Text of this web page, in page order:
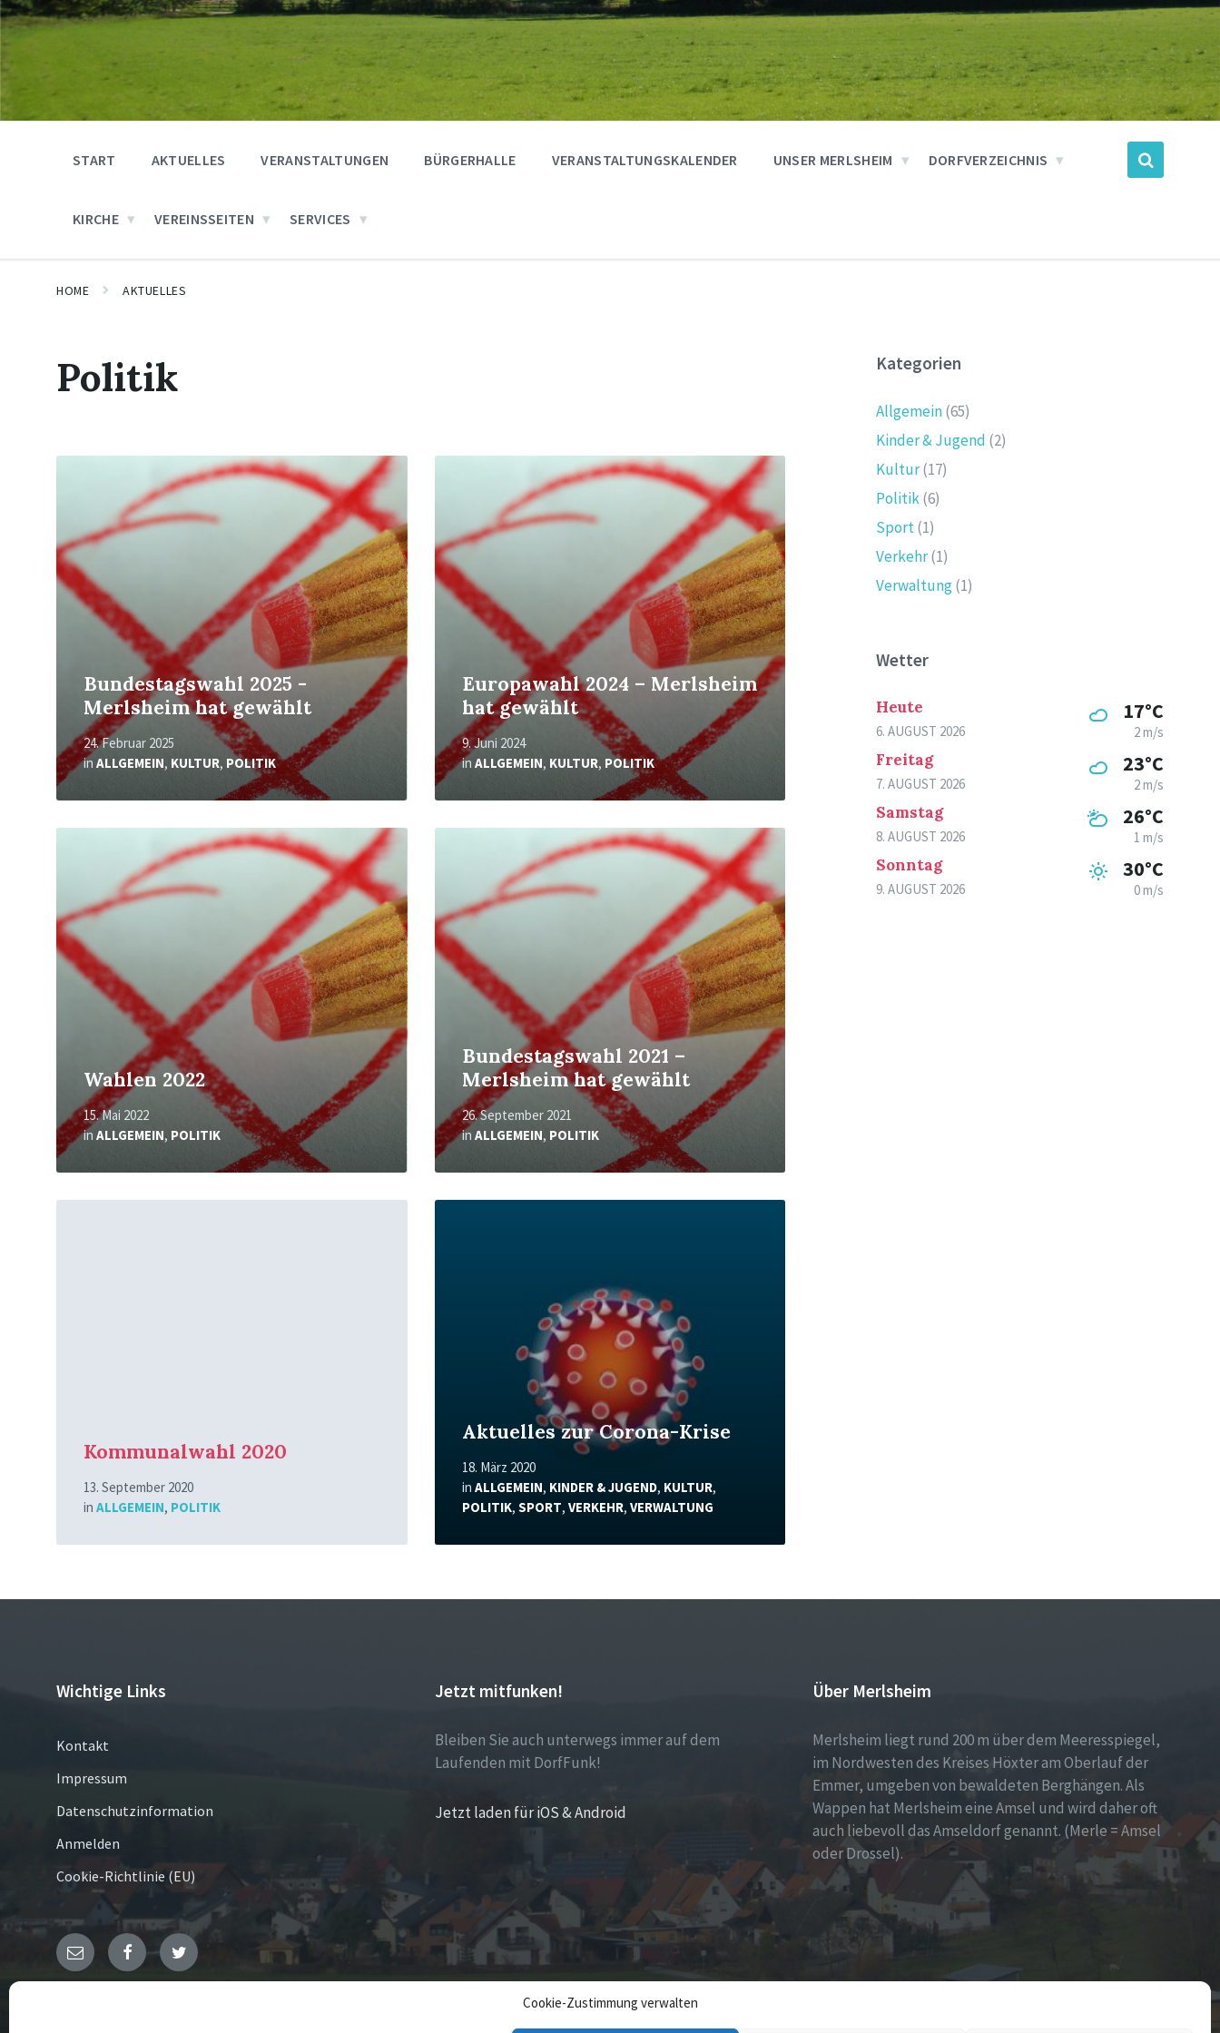
Cookie-Zustimmung verwalten
START AKTUELLES VERANSTALTUNGEN BÜRGERHALLE VERANSTALTUNGSKALENDER UNSER MERLSHEIM DORFVERZEICHNIS
KIRCHE VEREINSSEITEN SERVICES
HOME AKTUELLES
Politik
Bundestagswahl 2025 -
Merlsheim hat gewählt
24. Februar 2025
in ALLGEMEIN, KULTUR, POLITIK
Mehr
Europawahl 2024 – Merlsheim
hat gewählt
9. Juni 2024
in ALLGEMEIN, KULTUR, POLITIK
Mehr
Wahlen 2022
15. Mai 2022
in ALLGEMEIN, POLITIK
Mehr
Bundestagswahl 2021 –
Merlsheim hat gewählt
26. September 2021
in ALLGEMEIN, POLITIK
Mehr
Kommunalwahl 2020
13. September 2020
in ALLGEMEIN, POLITIK
Mehr
Aktuelles zur Corona-Krise
18. März 2020
in ALLGEMEIN, KINDER & JUGEND, KULTUR,
POLITIK, SPORT, VERKEHR, VERWALTUNG
Mehr
Kategorien
Allgemein(65)
Kinder & Jugend (2)
Kultur(17)
Politik(6)
Sport(1)
Verkehr(1)
Verwaltung(1)
Wetter
Heute
6. AUGUST 2026
17°C
2 m/s
Freitag
7. AUGUST 2026
23°C
2 m/s
Samstag
8. AUGUST 2026
26°C
1 m/s
Sonntag
9. AUGUST 2026
30°C
0 m/s
Wichtige Links
Kontakt
Impressum
Datenschutzinformation
Anmelden
Cookie-Richtlinie (EU)
Jetzt mitfunken!
Bleiben Sie auch unterwegs immer auf dem
Laufenden mit DorfFunk!
Jetzt laden für iOS & Android
Über Merlsheim
Merlsheim liegt rund 200 m über dem Meeresspiegel,
im Nordwesten des Kreises Höxter am Oberlauf der
Emmer, umgeben von bewaldeten Berghängen. Als
Wappen hat Merlsheim eine Amsel und wird daher oft
auch liebevoll das Amseldorf genannt. (Merle = Amsel
oder Drossel).
E- FacebookTwitter